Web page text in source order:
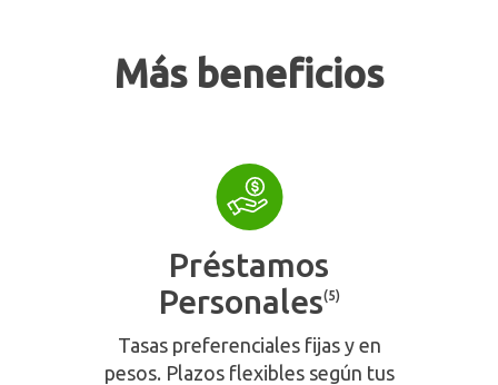
Más beneficios
Préstamos
Personales(5)
Tasas preferenciales fijas y en
pesos. Plazos flexibles según tus